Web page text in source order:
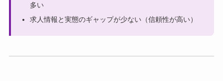
多い
求人情報と実態のギャップが少ない（信頼性が高い）